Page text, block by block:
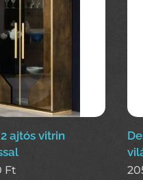
ajtós vitrin
Ft